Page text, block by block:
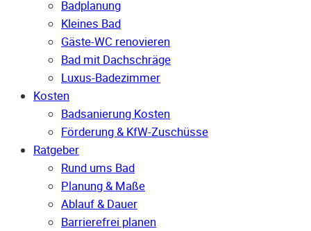
Badplanung
Kleines Bad
Gäste-WC renovieren
Bad mit Dachschräge
Luxus-Badezimmer
Kosten
Badsanierung Kosten
Förderung & KfW-Zuschüsse
Ratgeber
Rund ums Bad
Planung & Maße
Ablauf & Dauer
Barrierefrei planen